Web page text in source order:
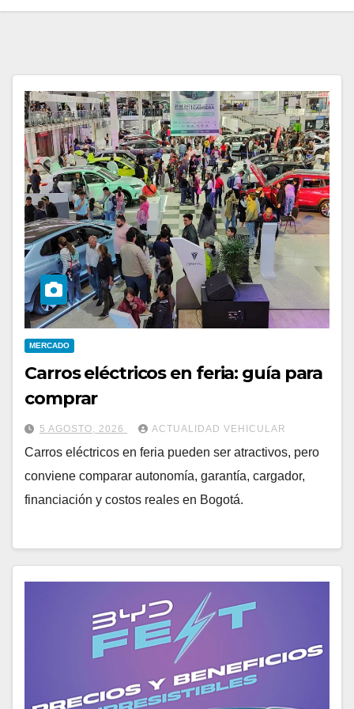
MERCADO
Carros eléctricos en feria: guía para
comprar
5 AGOSTO, 2026 ACTUALIDAD VEHICULAR
Carros eléctricos en feria pueden ser atractivos, pero
conviene comparar autonomía, garantía, cargador,
financiación y costos reales en Bogotá.